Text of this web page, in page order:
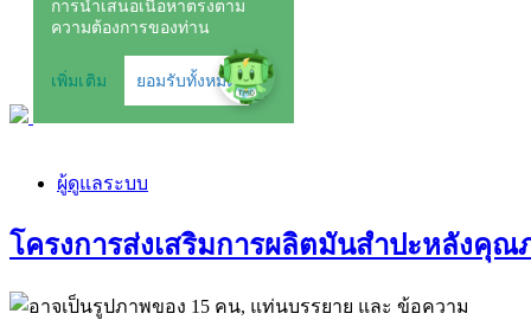
ผู้ดูแลระบบ
โครงการส่งเสริมการผลิตมันสำปะหลังคุณ